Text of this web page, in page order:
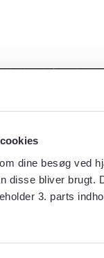
dine besøg ved
disse bliver
3. parts